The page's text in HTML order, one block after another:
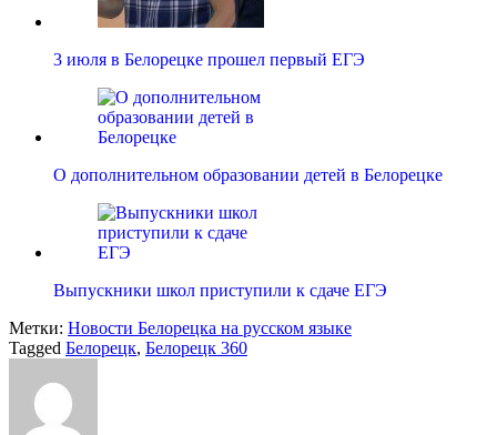
3 июля в Белорецке прошел первый ЕГЭ
О дополнительном образовании детей в Белорецке
Выпускники школ приступили к сдаче ЕГЭ
Метки: Новости Белорецка на русском языке
Tagged Белорецк, Белорецк 360